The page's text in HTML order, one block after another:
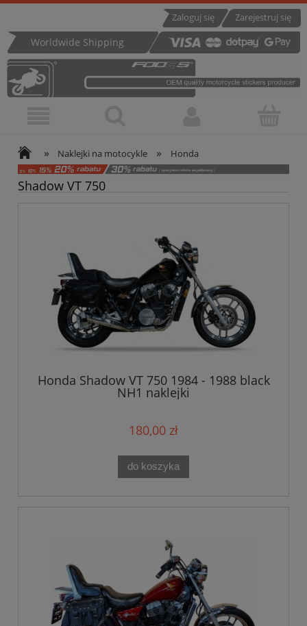
Zarejestruj się
Zaloguj się
Worldwide Shipping
» Naklejki na motocykle » Honda
Shadow VT 750
Honda Shadow VT 750 1984 - 1988 black
NH1 naklejki
180,00 zł
do koszyka